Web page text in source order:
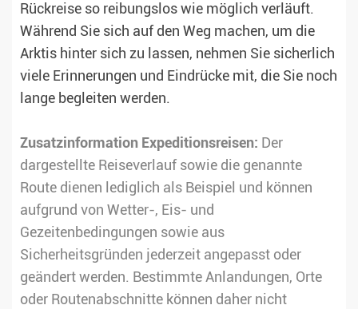
Rückreise so reibungslos wie möglich verläuft.
Während Sie sich auf den Weg machen, um die
Arktis hinter sich zu lassen, nehmen Sie sicherlich
viele Erinnerungen und Eindrücke mit, die Sie noch
lange begleiten werden.
Zusatzinformation Expeditionsreisen: Der
dargestellte Reiseverlauf sowie die genannte
Route dienen lediglich als Beispiel und können
aufgrund von Wetter-, Eis- und
Gezeitenbedingungen sowie aus
Sicherheitsgründen jederzeit angepasst oder
geändert werden. Bestimmte Anlandungen, Orte
oder Routenabschnitte können daher nicht